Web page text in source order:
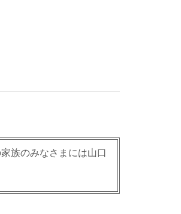
族のみなさまには山口